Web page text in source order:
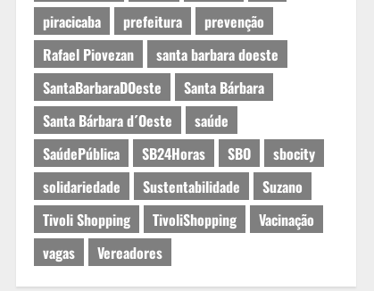
piracicaba
prefeitura
prevenção
Rafael Piovezan
santa barbara doeste
SantaBarbaraDOeste
Santa Bárbara
Santa Bárbara d´Oeste
saúde
SaúdePública
SB24Horas SBO
sbocity
solidariedade
Sustentabilidade
Suzano
Tivoli Shopping
TivoliShopping
Vacinação
vagas
Vereadores